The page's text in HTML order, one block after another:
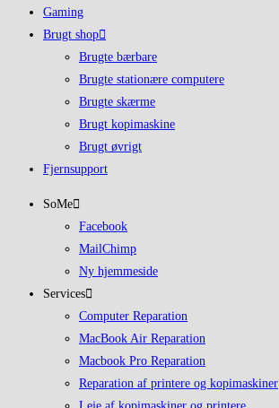
Gaming
Brugt shop
Brugte bærbare
Brugte stationære computere
Brugte skærme
Brugt kopimaskine
Brugt øvrigt
Fjernsupport
SoMe
Facebook
MailChimp
Ny hjemmeside
Services
Computer Reparation
MacBook Air Reparation
Macbook Pro Reparation
Reparation af printere og kopimaskiner